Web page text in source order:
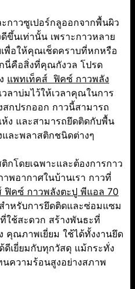
กาวซูเปอร์กลูออกจากพื้นผิว
ขึ้นเท่านั้น เพราะกาวหลาย
เพื่อให้คุณเช็ดคราบที่หกหรือ
กนี่คือสิ่งที่คุณกังวล โปรด
แพทเท็คส์ ฟิคซ์ กาวพลัง
วลาบ่มไว้ให้เวลาคุณในการ
กปรกออก กาวนี้สามารถ
ง และสามารถยึดติดกับพื้น
ละพลาสติกชนิดต่างๆ
โดยเฉพาะและต้องการกาว
พอากาศในบ้านเรา กาวที่
ฟิคซ์ กาวพลังตะปู พีแอล 70
ำหรับการยึดติดและซ่อมแซม
ใช้สะดวก สร้างพันธะที่
คุณภาพเยี่ยม ใช้ได้ทั้งงานยึด
เยี่ยมกับทุกวัสดุ แม้กระทั่ง
ความร้อนสูงอย่างสภาพ